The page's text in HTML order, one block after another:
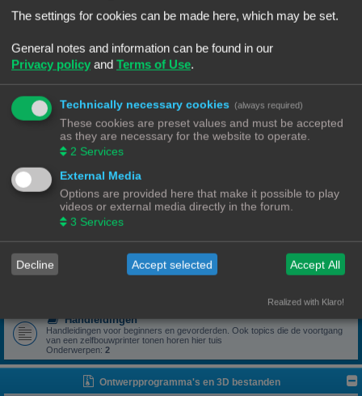
Onderwerpen:6
Heb je een vraag omtrent je slicer software, we zien het graag hier
Onderwerpen:5
Handleidingen voor beginners & gevorderden
Zelfbouwprinters
Vragen rond de opbouw en het gebruik van een zelfbouw
printer horen hier.
Wil je zelf een printer bouwen, heb je er eentje gebouwd en zit je met een
vraag. Dan is dit z'n plek.
Onderwerpen:13
Onderdelen
onderdeel? Dan is dit z'n plek.
Onderwerpen:
Handleidingen
Handleidingen voor beginners en gevorderden. Ook topics die de voortgang
van een zelfbouwprinter tonen horen hier tuis
Onderwerpen: 2
Ontwerpprogramma's en 3D bestanden
The settings for cookies can be made here, which may be set.
General notes and information can be found in our
Privacy policy and Terms of Use.
Technically necessary cookies (always required)
These cookies are preset values and must be accepted
as they are necessary for the website to operate.
2 Services
External Media
Options are provided here that make it possible to play
videos or external media directly in the forum.
3 Services
Decline Accept selected Accept All
Realized with Klaro!